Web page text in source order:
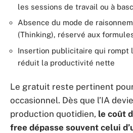
les sessions de travail ou à
Absence du mode de
(Thinking), réservé aux
Insertion publicitaire qui rompt
réduit la productivité nette
Le gratuit reste pertinent
occasionnel. Dès que l’IA
production quotidien, le coût
free dépasse souvent celui